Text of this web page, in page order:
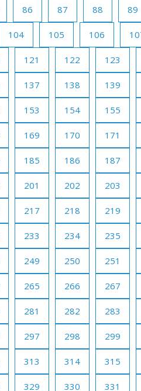
86 87 88 89
104 105 106
121 122 123
137 138 139
153 154 155
169 170 171
185 186 187
201 202 203
217 218 219
233 234 235
249 250 251
265 266 267
281 282 283
297 298 299
313 314 315
329 330 331